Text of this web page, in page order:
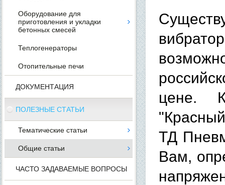
Оборудование для
приготовления и укладки
бетонных смесей
Теплогенераторы
Отопительные печи
ДОКУМЕНТАЦИЯ
ПОЛЕЗНЫЕ СТАТЬИ
Тематические статьи
Общие статьи
ЧАСТО ЗАДАВАЕМЫЕ ВОПРОСЫ
цене.
ТД
Вам,